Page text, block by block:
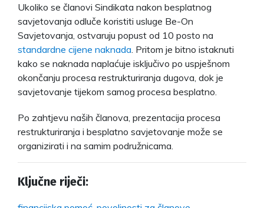
Ukoliko se članovi Sindikata nakon besplatnog
savjetovanja odluče koristiti usluge Be-On
Savjetovanja, ostvaruju popust od 10 posto na
standardne cijene naknada . Pritom je bitno istaknuti
kako se naknada naplaćuje isključivo po uspješnom
okončanju procesa restrukturiranja dugova, dok je
savjetovanje tijekom samog procesa besplatno.
Po zahtjevu naših članova, prezentacija procesa
restrukturiranja i besplatno savjetovanje može se
organizirati i na samim podružnicama.
Ključne riječi: